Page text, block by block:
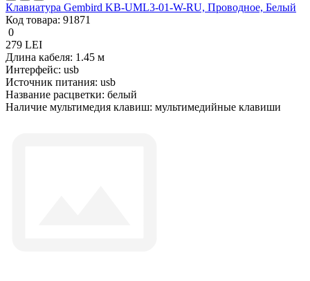
Клавиатура Gembird KB-UML3-01-W-RU, Проводное, Белый
Код товара: 91871
0
279 LEI
Длина кабеля: 1.45 м
Интерфейс: usb
Источник питания: usb
Название расцветки: белый
Наличие мультимедия клавиш: мультимедийные клавиши